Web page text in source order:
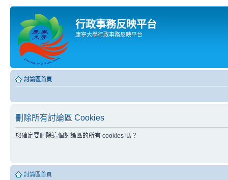
行政事務反映平台
康寧大學行政事務反映平台
討論區首頁
刪除所有討論區 Cookies
您確定要刪除這個討論區的所有 cookies 嗎？
討論區首頁